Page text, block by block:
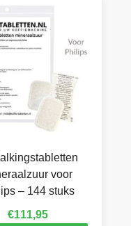
voor
– 144 stuks
€111,95